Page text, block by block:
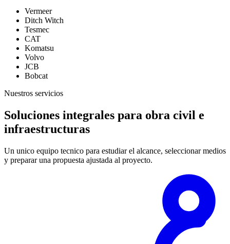
Vermeer
Ditch Witch
Tesmec
CAT
Komatsu
Volvo
JCB
Bobcat
Nuestros servicios
Soluciones integrales para obra civil e
infraestructuras
Un unico equipo tecnico para estudiar el alcance, seleccionar medios
y preparar una propuesta ajustada al proyecto.